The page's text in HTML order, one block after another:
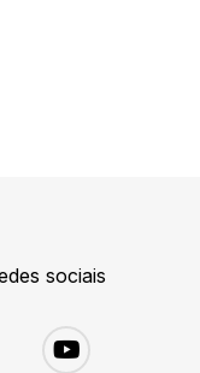
sociais